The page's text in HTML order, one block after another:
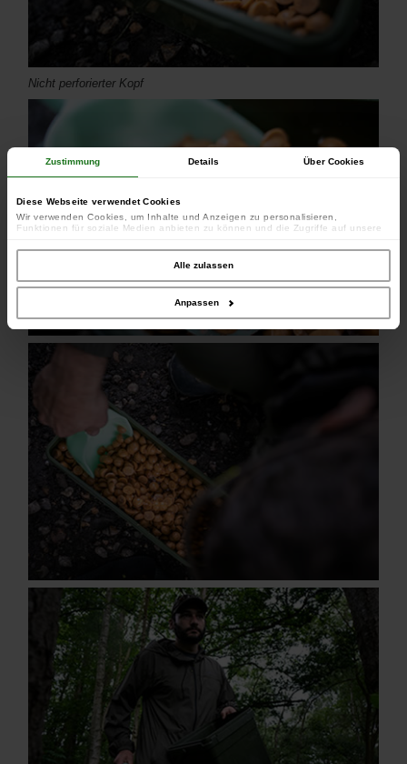
Zustimmung Details Über Cookies
Diese Webseite verwendet Cookies
Wir verwenden Cookies, um Inhalte und Anzeigen zu personalisieren,
Funktionen für soziale Medien anbieten zu können und die Zugriffe auf unsere
unserer Website an unsere Partner für soziale Medien, Werbung und Analysen
weiter. Unsere Partner führen diese Informationen möglicherweise mit weiteren
Daten zusammen, die Sie ihnen bereitgestellt haben oder die sie im Rahmen
Ihrer Nutzung der Dienste gesammelt haben.
Alle zulassen
Anpassen
Nicht perforierter Kopf